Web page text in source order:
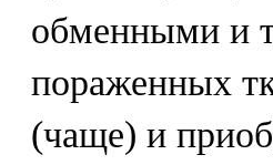
обменными и
пораженных
(чаще) и